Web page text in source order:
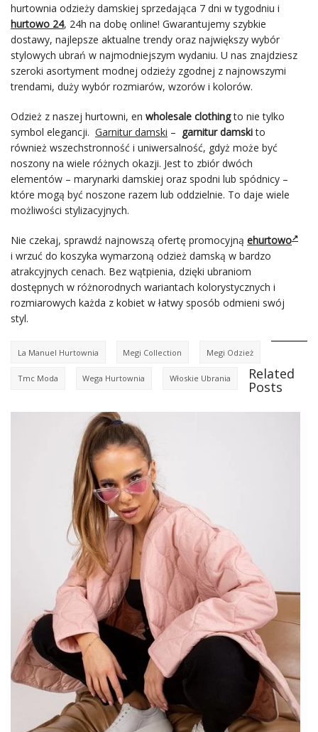
hurtownia odzieży damskiej sprzedająca 7 dni w tygodniu i
hurtowo 24, 24h na dobę online! Gwarantujemy szybkie
dostawy, najlepsze aktualne trendy oraz największy wybór
stylowych ubrań w najmodniejszym wydaniu. U nas znajdziesz
szeroki asortyment modnej odzieży zgodnej z najnowszymi
trendami, duży wybór rozmiarów, wzorów i kolorów.
Odzież z naszej hurtowni, en wholesale clothingto nie tylko
symbol elegancji. Garnitur damski – garnitur damskito
również wszechstronność i uniwersalność, gdyż może być
noszony na wiele różnych okazji. Jest to zbiór dwóch
elementów – marynarki damskiej oraz spodni lub spódnicy –
które mogą być noszone razem lub oddzielnie. To daje wiele
możliwości stylizacyjnych.
Nie czekaj, sprawdź najnowszą ofertę promocyjną ehurtowo
i wrzuć do koszyka wymarzoną odzież damską w bardzo
atrakcyjnych cenach. Bez wątpienia, dzięki ubraniom
dostępnych w różnorodnych wariantach kolorystycznych i
rozmiarowych każda z kobiet w łatwy sposób odmieni swój
styl.
La Manuel Hurtownia Megi Collection Megi Odzież
Tmc Moda Wega Hurtownia Włoskie Ubrania Related
Posts